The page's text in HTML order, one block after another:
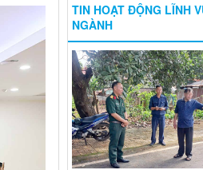
TIN HOẠT ĐỘNG LĨNH
NGÀNH